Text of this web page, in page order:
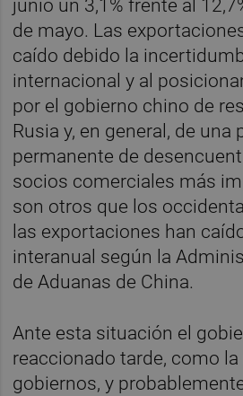
junio un 3,1% frente al
de mayo. Las
caído debido la
internacional y al
por el gobierno chino de
Rusia y, en general, de una
permanente de
socios comerciales más
son otros que los
las exportaciones han
interanual según la
de Aduanas de China.
Ante esta situación el
reaccionado tarde, como
gobiernos, y